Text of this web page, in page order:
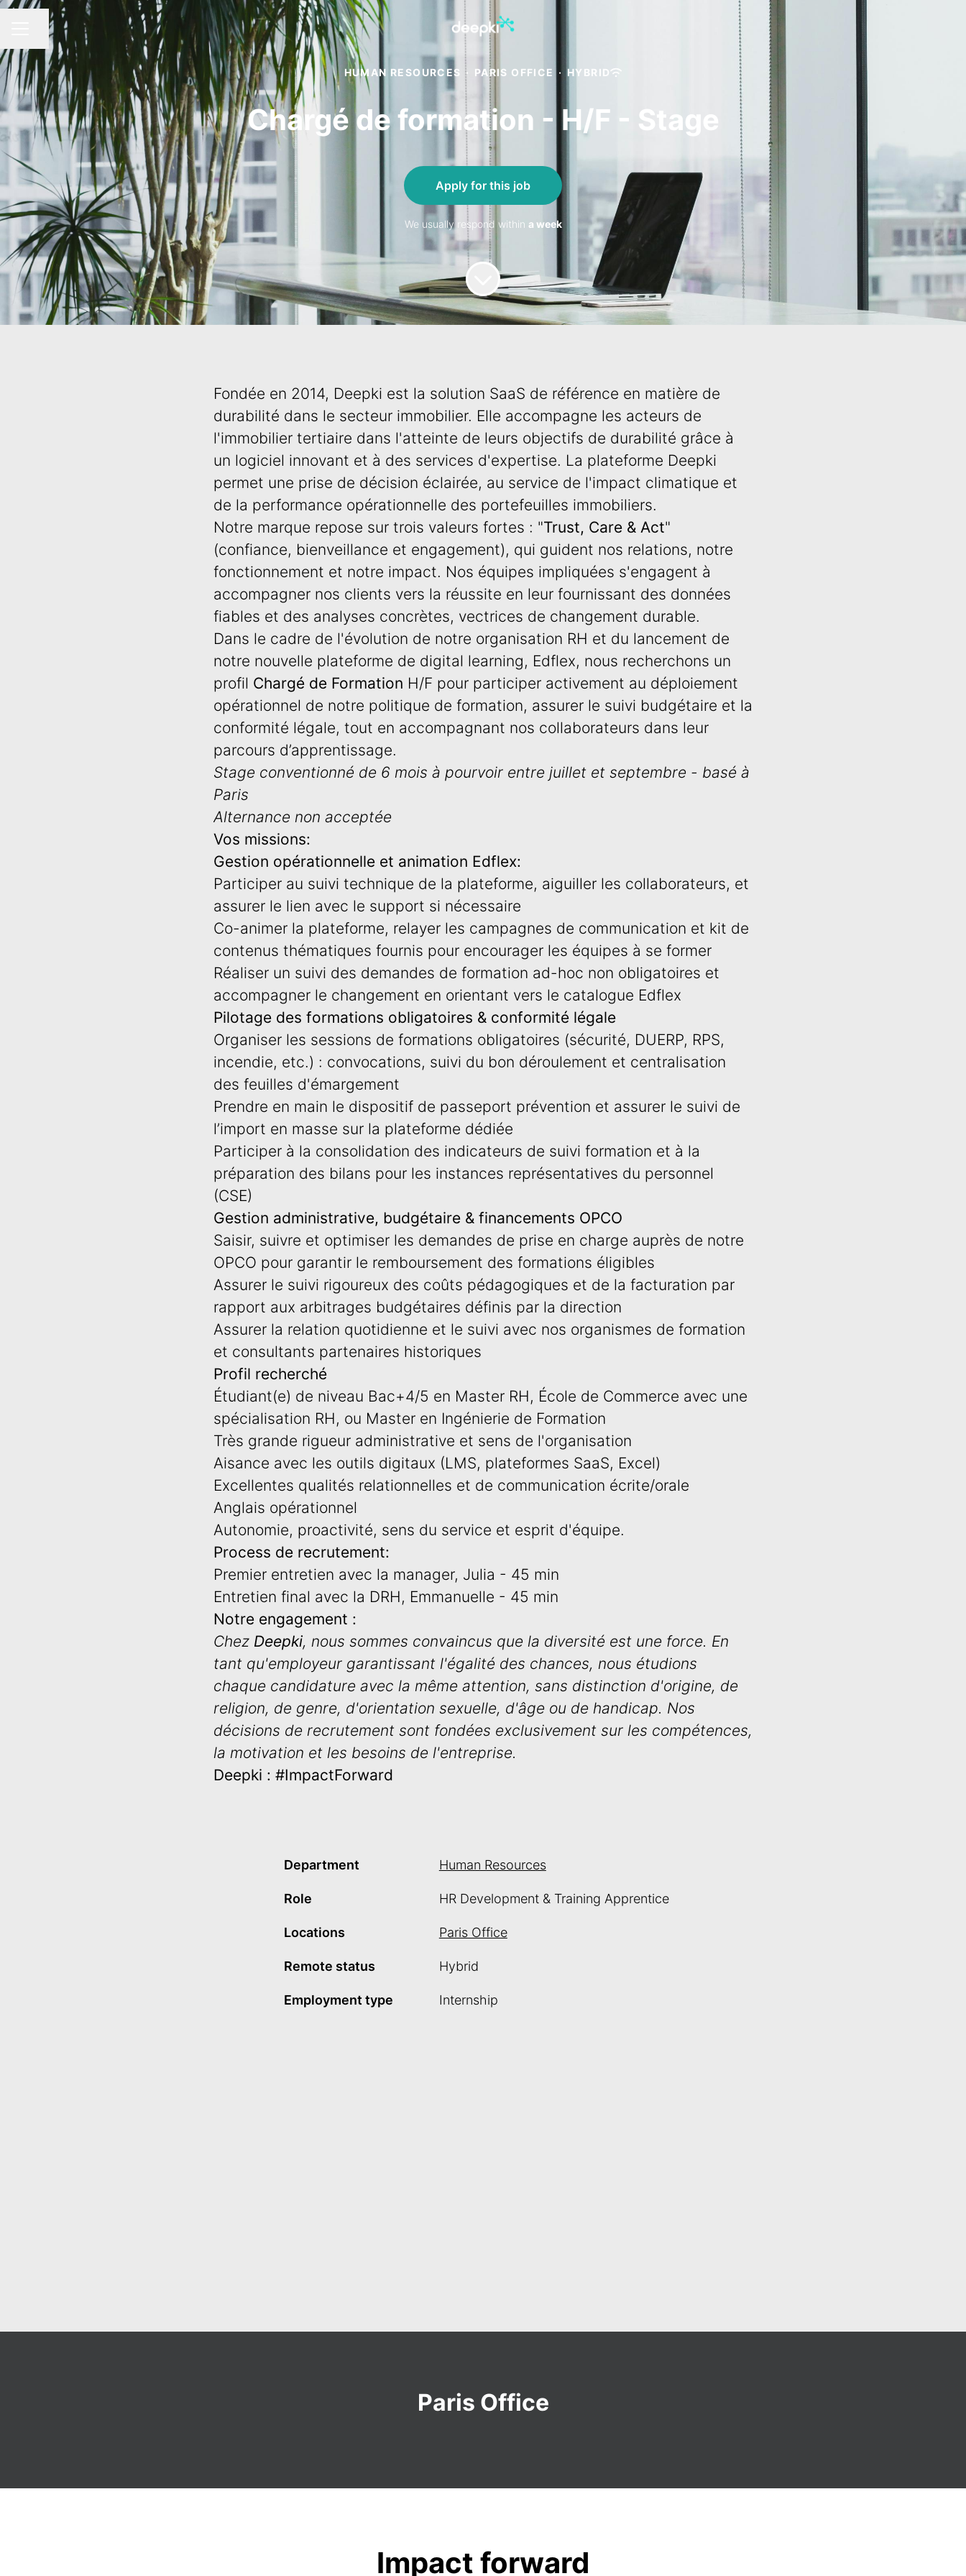
CAREER MENU
Share page
HUMAN RESOURCES · PARIS OFFICE · HYBRID
Chargé de formation - H/F - Stage
Apply for this job
We usually respond within a week
Fondée en 2014, Deepki est la solution SaaS de référence en matière de
durabilité dans le secteur immobilier. Elle accompagne les acteurs de
l'immobilier tertiaire dans l'atteinte de leurs objectifs de durabilité grâce à
un logiciel innovant et à des services d'expertise. La plateforme Deepki
permet une prise de décision éclairée, au service de l'impact climatique et
de la performance opérationnelle des portefeuilles immobiliers.
Notre marque repose sur trois valeurs fortes : "Trust, Care & Act"
(confiance, bienveillance et engagement), qui guident nos relations, notre
fonctionnement et notre impact. Nos équipes impliquées s'engagent à
accompagner nos clients vers la réussite en leur fournissant des données
fiables et des analyses concrètes, vectrices de changement durable.
Dans le cadre de l'évolution de notre organisation RH et du lancement de
notre nouvelle plateforme de digital learning, Edflex, nous recherchons un
profil Chargé de Formation H/F pour participer activement au déploiement
opérationnel de notre politique de formation, assurer le suivi budgétaire et la
conformité légale, tout en accompagnant nos collaborateurs dans leur
parcours d’apprentissage.
Stage conventionné de 6 mois à pourvoir entre juillet et septembre - basé à
Paris
Alternance non acceptée
Vos missions:
Gestion opérationnelle et animation Edflex:
Participer au suivi technique de la plateforme, aiguiller les collaborateurs, et
assurer le lien avec le support si nécessaire
Co-animer la plateforme, relayer les campagnes de communication et kit de
contenus thématiques fournis pour encourager les équipes à se former
Réaliser un suivi des demandes de formation ad-hoc non obligatoires et
accompagner le changement en orientant vers le catalogue Edflex
Pilotage des formations obligatoires & conformité légale
Organiser les sessions de formations obligatoires (sécurité, DUERP, RPS,
incendie, etc.) : convocations, suivi du bon déroulement et centralisation
des feuilles d'émargement
Prendre en main le dispositif de passeport prévention et assurer le suivi de
l’import en masse sur la plateforme dédiée
Participer à la consolidation des indicateurs de suivi formation et à la
préparation des bilans pour les instances représentatives du personnel
(CSE)
Gestion administrative, budgétaire & financements OPCO
Saisir, suivre et optimiser les demandes de prise en charge auprès de notre
OPCO pour garantir le remboursement des formations éligibles
Assurer le suivi rigoureux des coûts pédagogiques et de la facturation par
rapport aux arbitrages budgétaires définis par la direction
Assurer la relation quotidienne et le suivi avec nos organismes de formation
et consultants partenaires historiques
Profil recherché
Étudiant(e) de niveau Bac+4/5 en Master RH, École de Commerce avec une
spécialisation RH, ou Master en Ingénierie de Formation
Très grande rigueur administrative et sens de l'organisation
Aisance avec les outils digitaux (LMS, plateformes SaaS, Excel)
Excellentes qualités relationnelles et de communication écrite/orale
Anglais opérationnel
Autonomie, proactivité, sens du service et esprit d'équipe.
Process de recrutement:
Premier entretien avec la manager, Julia - 45 min
Entretien final avec la DRH, Emmanuelle - 45 min
Notre engagement :
Chez Deepki, nous sommes convaincus que la diversité est une force. En
tant qu'employeur garantissant l'égalité des chances, nous étudions
chaque candidature avec la même attention, sans distinction d'origine, de
religion, de genre, d'orientation sexuelle, d'âge ou de handicap. Nos
décisions de recrutement sont fondées exclusivement sur les compétences,
la motivation et les besoins de l'entreprise.
Deepki : #ImpactForward
Department Human Resources
Role HR Development & Training Apprentice
Locations Paris Office
Remote status Hybrid
Employment type Internship
Paris Office
Impact forward